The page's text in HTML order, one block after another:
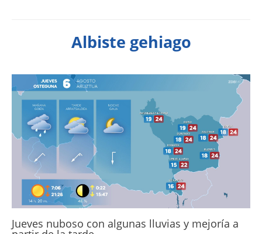
Albiste gehiago
Jueves nuboso con algunas lluvias y mejoría a